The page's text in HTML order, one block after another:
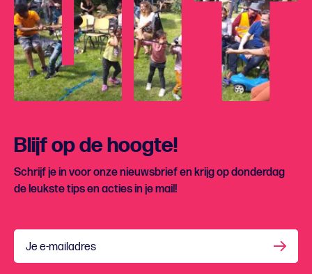
Blijf op de hoogte!
Schrijf je in voor onze nieuwsbrief en krijg op donderdag
de leukste tips en acties in je mail!
Je e-mailadres